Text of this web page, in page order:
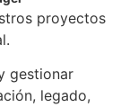
proyectos
gestionar
legado,